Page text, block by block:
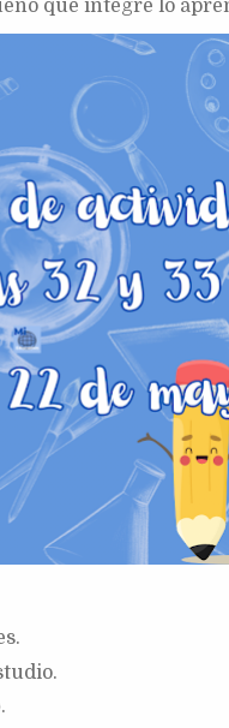
que integre lo
.